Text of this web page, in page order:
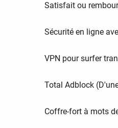
Satisfait ou
Sécurité en ligne
VPN pour surfer
Total Adblock
Coffre-fort à mots